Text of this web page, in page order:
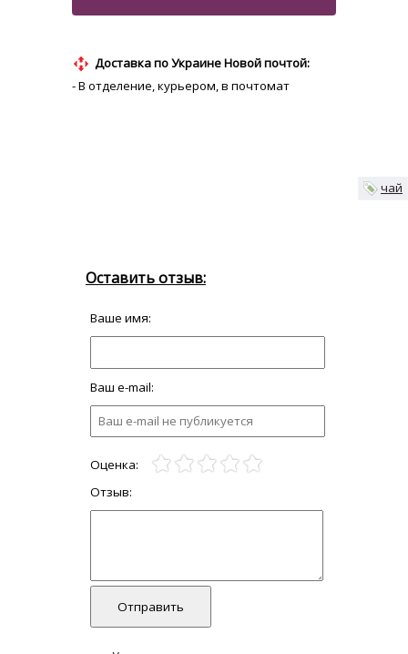
Доставка по Украине Новой почтой:
- В отделение, курьером, в почтомат
чай